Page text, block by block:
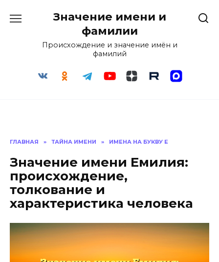
Значение имени и
фамилии
Происхождение и значение имён и
фамилий
ГЛАВНАЯ » ТАЙНА ИМЕНИ » ИМЕНА НА БУКВУ Е
Значение имени Емилия:
происхождение,
толкование и
характеристика человека